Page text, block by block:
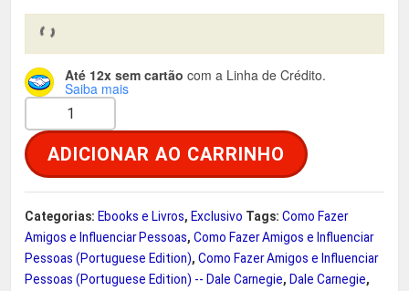
r
i
g
i
n
a
l
t
u
l
é
R
Até 12x sem cartão com a Linha de Crédito.
Saiba mais
o
m
F
a
z
e
ADICIONAR AO CARRINHO
Categorias: Ebooks e Livros, Exclusivo Tags: Como Fazer
Amigos e Influenciar Pessoas, Como Fazer Amigos e Influenciar
Pessoas (Portuguese Edition), Como Fazer Amigos e Influenciar
Pessoas (Portuguese Edition) -- Dale Carnegie, Dale Carnegie,